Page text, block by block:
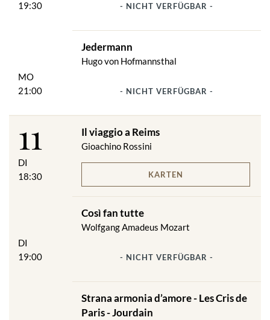
19:30 - NICHT VERFÜGBAR -
MO
21:00
Jedermann
Hugo von Hofmannsthal
- NICHT VERFÜGBAR -
11
DI
18:30
Il viaggio a Reims
Gioachino Rossini
KARTEN
DI
19:00
Così fan tutte
Wolfgang Amadeus Mozart
- NICHT VERFÜGBAR -
Strana armonia d’amore - Les Cris de
Paris - Jourdain